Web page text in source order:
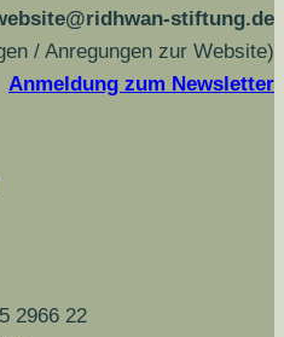
stiftung.de
/ Anregungen zur Website)
Anmeldung zum Newsletter
2966 22